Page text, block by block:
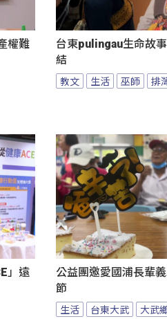
權難
台東pulingau生命故
結
教文 生活 巫師 排
」遠
公益團邀愛國浦長輩
節
生活 台東大武
大武